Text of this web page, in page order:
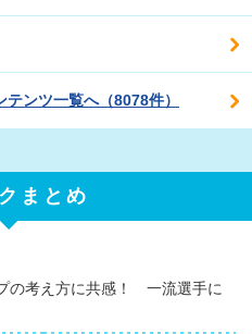
テンツ一覧へ（8078件）
まとめ
の考え方に共感！ 一流選手に